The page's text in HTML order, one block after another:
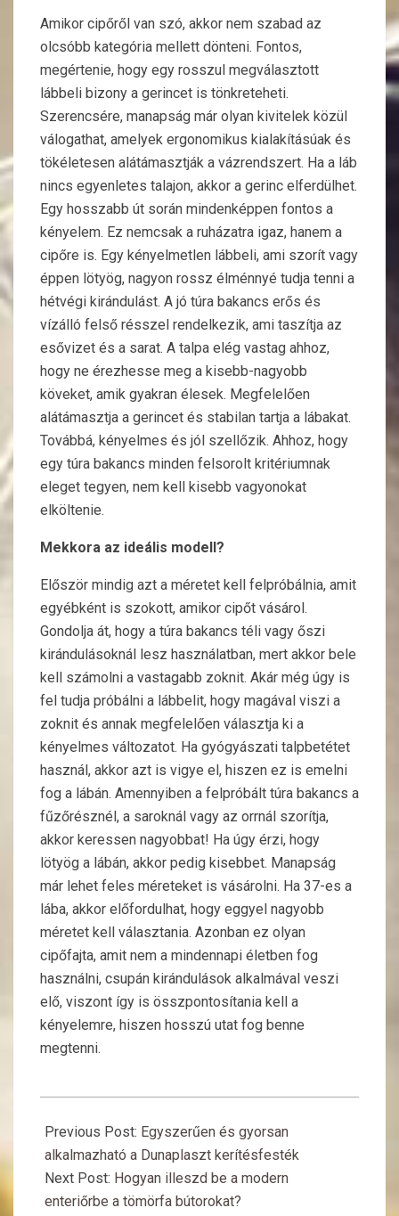
Amikor cipőről van szó, akkor nem szabad az
olcsóbb kategória mellett dönteni. Fontos,
megértenie, hogy egy rosszul megválasztott
lábbeli bizony a gerincet is tönkreteheti.
Szerencsére, manapság már olyan kivitelek közül
válogathat, amelyek ergonomikus kialakításúak és
tökéletesen alátámasztják a vázrendszert. Ha a láb
nincs egyenletes talajon, akkor a gerinc elferdülhet.
Egy hosszabb út során mindenképpen fontos a
kényelem. Ez nemcsak a ruházatra igaz, hanem a
cipőre is. Egy kényelmetlen lábbeli, ami szorít vagy
éppen lötyög, nagyon rossz élménnyé tudja tenni a
hétvégi kirándulást. A jó túra bakancs erős és
vízálló felső résszel rendelkezik, ami taszítja az
esővizet és a sarat. A talpa elég vastag ahhoz,
hogy ne érezhesse meg a kisebb-nagyobb
köveket, amik gyakran élesek. Megfelelően
alátámasztja a gerincet és stabilan tartja a lábakat.
Továbbá, kényelmes és jól szellőzik. Ahhoz, hogy
egy túra bakancs minden felsorolt kritériumnak
eleget tegyen, nem kell kisebb vagyonokat
elköltenie.
Mekkora az ideális modell?
Először mindig azt a méretet kell felpróbálnia, amit
egyébként is szokott, amikor cipőt vásárol.
Gondolja át, hogy a túra bakancs téli vagy őszi
kirándulásoknál lesz használatban, mert akkor bele
kell számolni a vastagabb zoknit. Akár még úgy is
fel tudja próbálni a lábbelit, hogy magával viszi a
zoknit és annak megfelelően választja ki a
kényelmes változatot. Ha gyógyászati talpbetétet
használ, akkor azt is vigye el, hiszen ez is emelni
fog a lábán. Amennyiben a felpróbált túra bakancs a
fűzőrésznél, a saroknál vagy az orrnál szorítja,
akkor keressen nagyobbat! Ha úgy érzi, hogy
lötyög a lábán, akkor pedig kisebbet. Manapság
már lehet feles méreteket is vásárolni. Ha 37-es a
lába, akkor előfordulhat, hogy eggyel nagyobb
méretet kell választania. Azonban ez olyan
cipőfajta, amit nem a mindennapi életben fog
használni, csupán kirándulások alkalmával veszi
elő, viszont így is összpontosítania kell a
kényelemre, hiszen hosszú utat fog benne
megtenni.
06-
05
Previous Post: Egyszerűen és gyorsan
alkalmazható a Dunaplaszt kerítésfesték
Next Post: Hogyan illeszd be a modern
enteriőrbe a tömörfa bútorokat?